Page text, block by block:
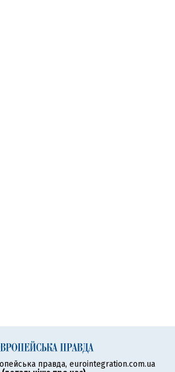
правда, eurointegration.com.ua